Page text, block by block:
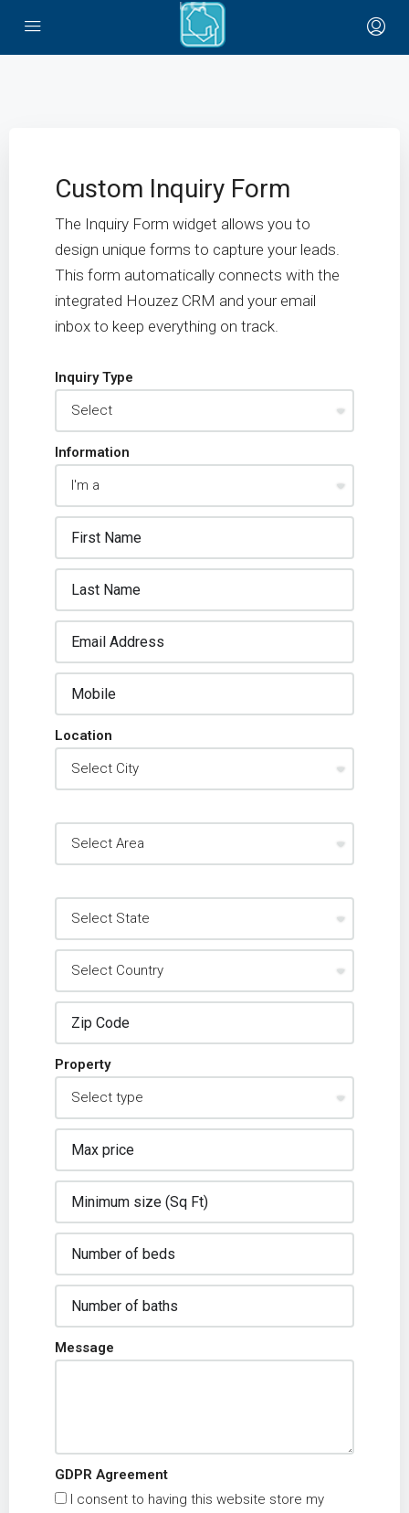
Custom Inquiry Form
The Inquiry Form widget allows you to
design unique forms to capture your leads.
This form automatically connects with the
integrated Houzez CRM and your email
inbox to keep everything on track.
Inquiry Type
Information
Location
Property
Message
GDPR Agreement
I consent to having this website store my